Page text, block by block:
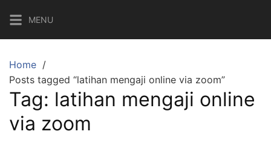
content
MENU
Home
Posts tagged “latihan mengaji online via zoom”
Tag: latihan mengaji online
via zoom